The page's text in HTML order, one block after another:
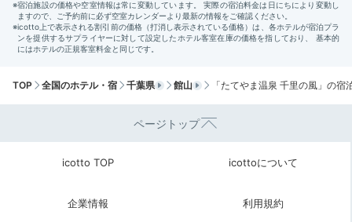
館山の史跡を巡る
歴史遺構
TOP 全国のホテル・宿 千葉県 館山 「たてやま温泉 千里の風」の宿
ページトップ
icotto TOP icottoについて
企業情報 利用規約